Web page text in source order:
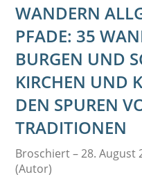
WANDERN
PFADE: 35
BURGEN UND
KIRCHEN UND
DEN SPUREN
TRADITIONEN
Broschiert – 28. August
(Autor)